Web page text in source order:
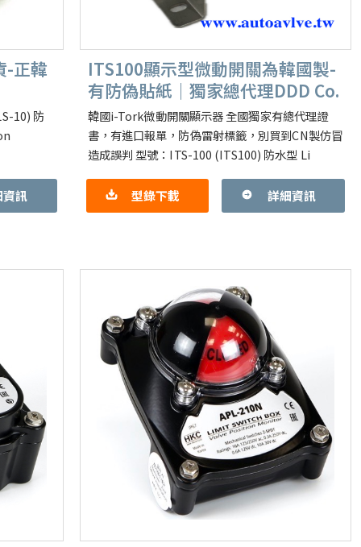
-正韓
10) 防
資訊
ITS100顯示型微動開關為韓國製-
有防偽貼紙｜獨家總代理DDD Co.
韓國i-Tork微動開關顯示器 全國獨家有總代理證
書，有進口報單，防偽雷射標籤，別買到CN製仿冒
造成誤判 型號：ITS-100 (ITS100) 防水型 Li
型錄下載 詳細資訊